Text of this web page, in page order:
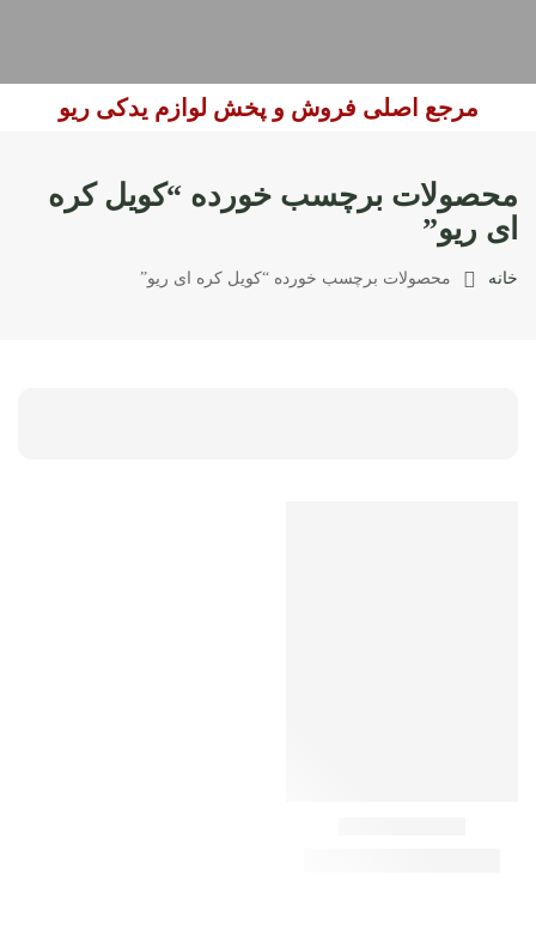
مرجع اصلی فروش و پخش لوازم یدکی ریو
محصولات برچسب خورده “کویل کره
ای ریو”
خانه محصولات برچسب خورده “کویل کره ای ریو”